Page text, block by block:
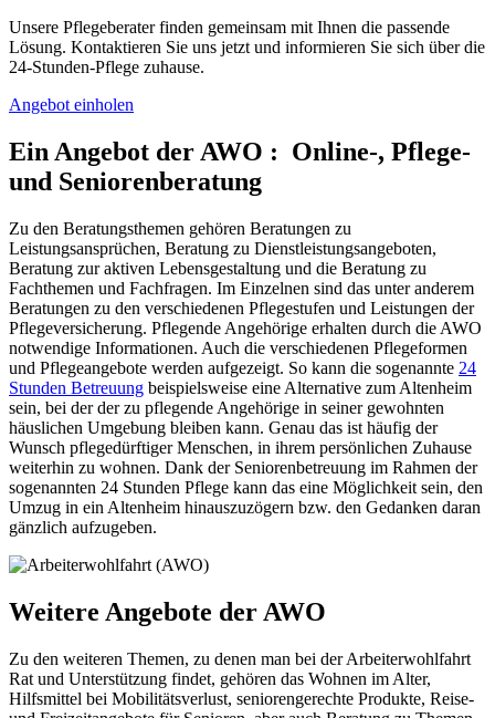
Unsere Pflegeberater finden gemeinsam mit Ihnen die passende
Lösung. Kontaktieren Sie uns jetzt und informieren Sie sich über die
24-Stunden-Pflege zuhause.
Angebot einholen
Ein Angebot der AWO : Online-, Pflege-
und Seniorenberatung
Zu den Beratungsthemen gehören Beratungen zu
Leistungsansprüchen, Beratung zu Dienstleistungsangeboten,
Beratung zur aktiven Lebensgestaltung und die Beratung zu
Fachthemen und Fachfragen. Im Einzelnen sind das unter anderem
Beratungen zu den verschiedenen Pflegestufen und Leistungen der
Pflegeversicherung. Pflegende Angehörige erhalten durch die AWO
notwendige Informationen. Auch die verschiedenen Pflegeformen
und Pflegeangebote werden aufgezeigt. So kann die sogenannte 24
Stunden Betreuung beispielsweise eine Alternative zum Altenheim
sein, bei der der zu pflegende Angehörige in seiner gewohnten
häuslichen Umgebung bleiben kann. Genau das ist häufig der
Wunsch pflegedürftiger Menschen, in ihrem persönlichen Zuhause
weiterhin zu wohnen. Dank der Seniorenbetreuung im Rahmen der
sogenannten 24 Stunden Pflege kann das eine Möglichkeit sein, den
Umzug in ein Altenheim hinauszuzögern bzw. den Gedanken daran
gänzlich aufzugeben.
Weitere Angebote der AWO
Zu den weiteren Themen, zu denen man bei der Arbeiterwohlfahrt
Rat und Unterstützung findet, gehören das Wohnen im Alter,
Hilfsmittel bei Mobilitätsverlust, seniorengerechte Produkte, Reise-